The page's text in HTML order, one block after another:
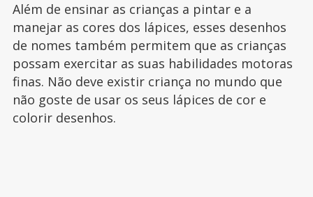
Além de ensinar as crianças a pintar e a
manejar as cores dos lápices, esses desenhos
de nomes também permitem que as crianças
possam exercitar as suas habilidades motoras
finas. Não deve existir criança no mundo que
não goste de usar os seus lápices de cor e
colorir desenhos.